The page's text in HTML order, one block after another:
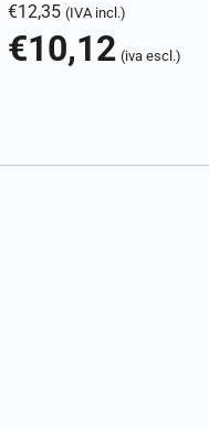
€12,35 (IVA incl.)
€10,12 (iva escl.)